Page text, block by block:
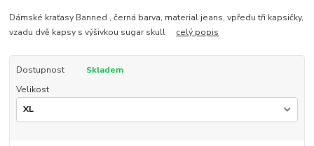
Dámské kraťasy Banned , černá barva, material jeans, vpředu tři kapsičky,
vzadu dvě kapsy s výšivkou sugar skull celý popis
Dostupnost
Skladem
Velikost